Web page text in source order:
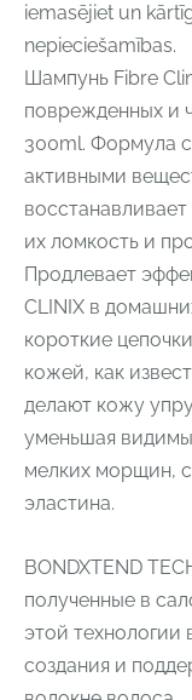
iemasējiet un
nepieciešamības.
Шампунь Fibre
поврежденных и
300ml. Формула
активными
их ломкость и
Продлевает
CLINIX в
короткие
кожей, как
делают кожу
уменьшая
мелких морщин,
эластина.
BONDXTEND
полученные в
этой технологии
создания и